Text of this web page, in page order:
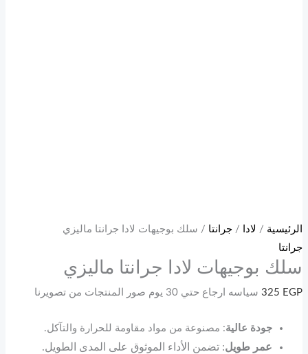
الرئيسية / لادا / جرانتا / سلك بوجيهات لادا جرانتا ماليزي
جرانتا
سلك بوجيهات لادا جرانتا ماليزي
325 EGP سياسه ارجاع حتي 30 يوم صور المنتجات من تصويرنا
جودة عالية: مصنوعة من مواد مقاومة للحرارة والتآكل.
عمر طويل: تضمن الأداء الموثوق على المدى الطويل.